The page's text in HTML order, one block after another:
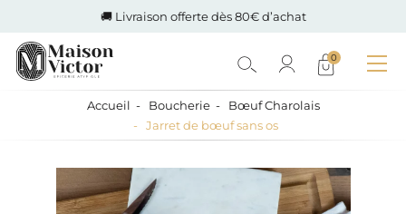
🚚 Livraison offerte dès 80€ d’achat
0
Accueil Boucherie
Bœuf Charolais
Jarret de bœuf sans os